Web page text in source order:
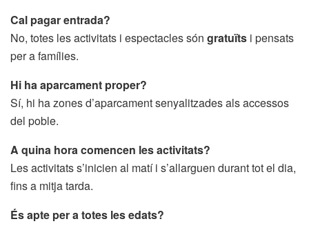
Cal pagar entrada?
No, totes les activitats i espectacles són gratuïts i pensats
per a famílies.
Hi ha aparcament proper?
Sí, hi ha zones d’aparcament senyalitzades als accessos
del poble.
A quina hora comencen les activitats?
Les activitats s’inicien al matí i s’allarguen durant tot el dia,
fins a mitja tarda.
És apte per a totes les edats?